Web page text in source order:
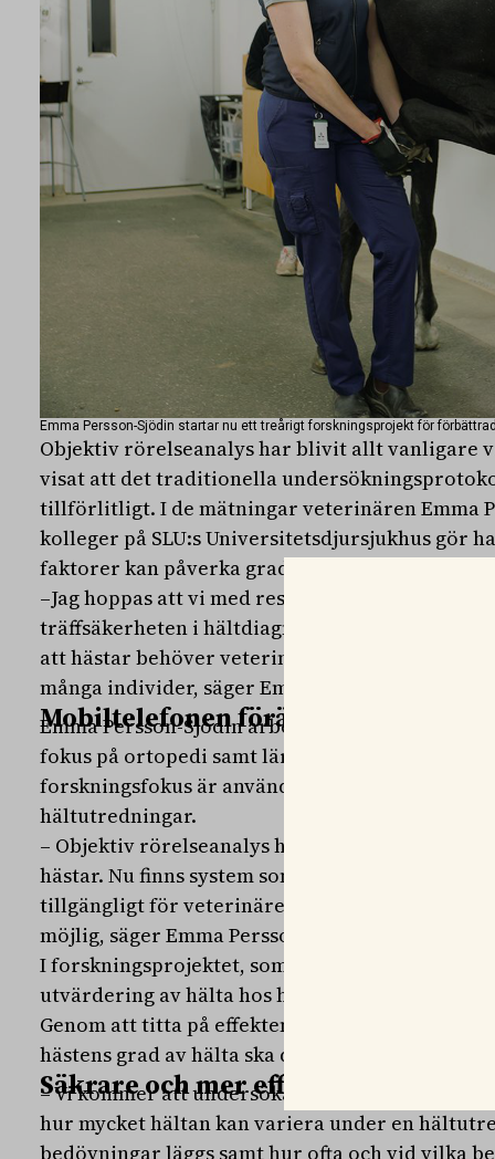
Emma Persson-Sjödin startar nu ett treårigt forskningsprojekt för
Objektiv rörelseanalys har blivit allt vanligare
visat att det traditionella
tillförlitligt. I de mätningar veterinären Emma
kolleger på SLU:s Universitetsdjursjukhus gör
faktorer kan påverka graden av hälta.
–Jag hoppas att vi med resultaten från
träffsäkerheten i hältdiagnostiken. Eftersom
att hästar behöver veterinärvård kommer
många individer, säger Emma Persson-Sjödin.
Mobiltelefonen förändrar
Emma Persson-Sjödin arbetar som forskare
fokus på ortopedi samt lärare i
forskningsfokus är användningen av objektiv
hältutredningar.
– Objektiv rörelseanalys håller på att förändra
hästar. Nu finns system som bara kräver en
tillgängligt för veterinärer. Det ger en
möjlig, säger Emma Persson-Sjödin.
I forskningsprojektet, som heter ”Betydelsen
utvärdering av hälta hos häst”, ska metoderna
Genom att titta på effekten av longering,
hästens grad av hälta ska diagnostiseringen
Säkrare och mer effektiva
– Vi kommer att undersöka hur uppvärmning
hur mycket hältan kan variera under en
bedövningar läggs samt hur ofta och vid vilka